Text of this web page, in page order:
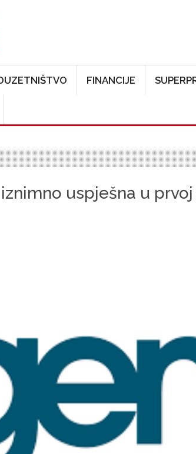
FINANCIJE
uspješna u